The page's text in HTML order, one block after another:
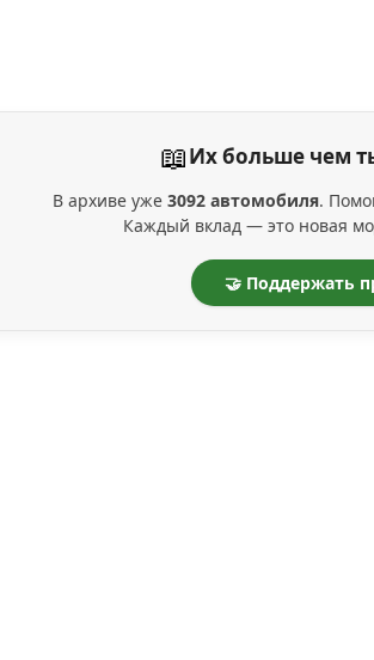
📖Их больше чем
В архиве уже 3092 автомобиля.
Каждый вклад — это новая
🤝 Поддержать